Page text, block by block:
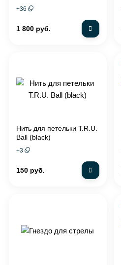
+36
1 800 руб.
Нить для петельки T.R.U.
Ball (black)
+3
150 руб.